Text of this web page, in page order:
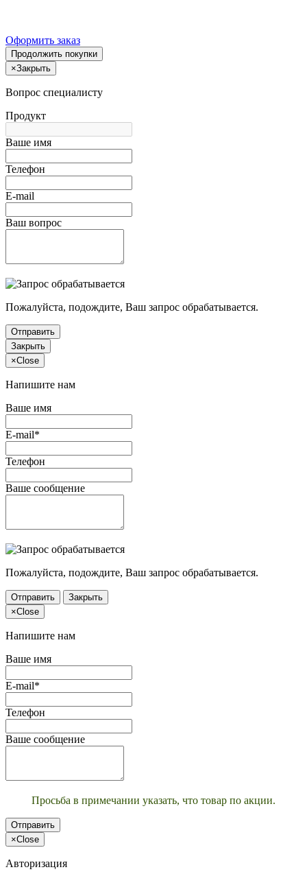
Оформить заказ
Продолжить покупки
×Закрыть
Вопрос специалисту
Продукт
Ваше имя
Телефон
E-mail
Ваш вопрос
Пожалуйста, подождите, Ваш запрос обрабатывается.
Отправить
Закрыть
×Close
Напишите нам
Ваше имя
E-mail*
Телефон
Ваше сообщение
Пожалуйста, подождите, Ваш запрос обрабатывается.
Отправить
Закрыть
×Close
Напишите нам
Ваше имя
E-mail*
Телефон
Ваше сообщение
Просьба в примечании указать, что товар по акции.
Отправить
×Close
Авторизация